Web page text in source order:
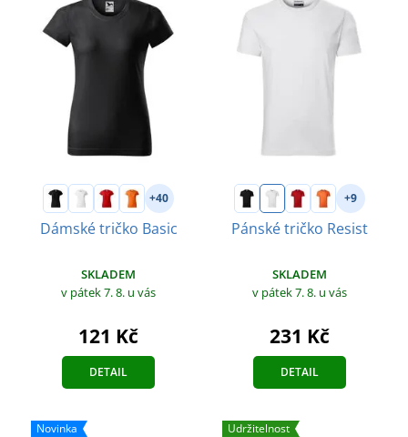
+40
Dámské tričko Basic
SKLADEM
v pátek 7. 8. u vás
121 Kč
DETAIL
+9
Pánské tričko Resist
SKLADEM
v pátek 7. 8. u vás
231 Kč
DETAIL
Novinka
Udržitelnost